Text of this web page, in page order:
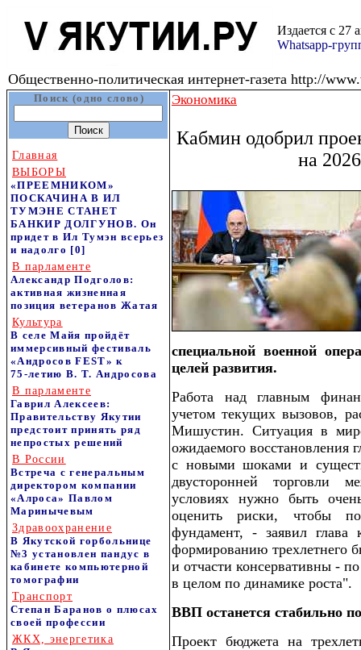
Издается с 27
Whatsapp-
Общественно-политическая интернет-газета http://
Поиск (одно слово)
Главная
ВЫБОРЫ
«ПРЕЕМНИКОМ»
ПОСКАЧИНА В ИЛ
ТУМЭНЕ СТАНЕТ
БАНКИР ДОЛГУНОВ. Он
придет в Ил Тумэн всерьез
и надолго [0]
В парламенте
Александр Подголов:
активная жизненная
позиция ветеранов Жатая
Культура
В селе Майя пройдёт
иммерсивный фестиваль
«Андросов FEST» к
75‑летию В. Т. Андросова
В парламенте
Гаврил Алексеев:
Правительству Якутии
предстоит принять ряд
непростых решений
В России
Встреча с генеральным
директором компании
«Алроса» Павлом
Маринычевым
Здравоохранение
В Якутской горбольнице
№3 установлен пандус в
кабинете компьютерной
томографии
Транспорт
Степан Баранов о плюсах
своей профессии
ЖКХ, энергетика
Экономика
Кабмин одобрил
на
специальной военной
целей развития.
Работа над главным
учетом текущих вызовов,
Мишустин. Ситуация в
ожидаемого восстановления
с новыми шоками и
двусторонней торговли
условиях нужно быть
оценить риски, чтобы
фундамент, - заявил
формированию трехлетнего
и отчасти консервативны -
в целом по динамике роста".
ВВП останется стабильно
Проект бюджета на